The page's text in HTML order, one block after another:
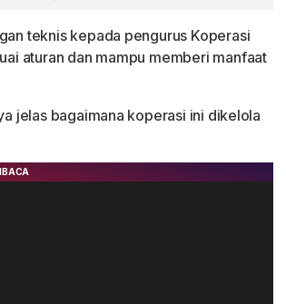
teknis kepada pengurus Koperasi
aturan dan mampu memberi manfaat
jelas bagaimana koperasi ini dikelola